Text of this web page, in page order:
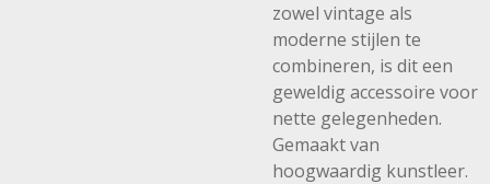
zowel vintage als
moderne stijlen te
combineren, is dit een
geweldig accessoire voor
nette gelegenheden.
Gemaakt van
hoogwaardig kunstleer.